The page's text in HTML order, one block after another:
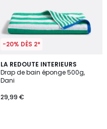
-20% DÈS 2*
LA REDOUTE INTERIEURS
Drap de bain éponge 500g,
Dani
29,99 €
4,8
/ 5
8
Couleurs